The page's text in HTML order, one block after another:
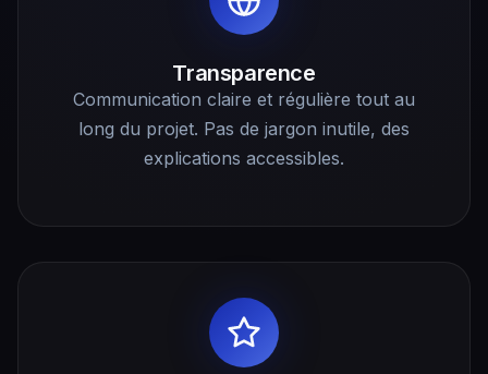
Transparence
Communication claire et régulière tout au
long du projet. Pas de jargon inutile, des
explications accessibles.